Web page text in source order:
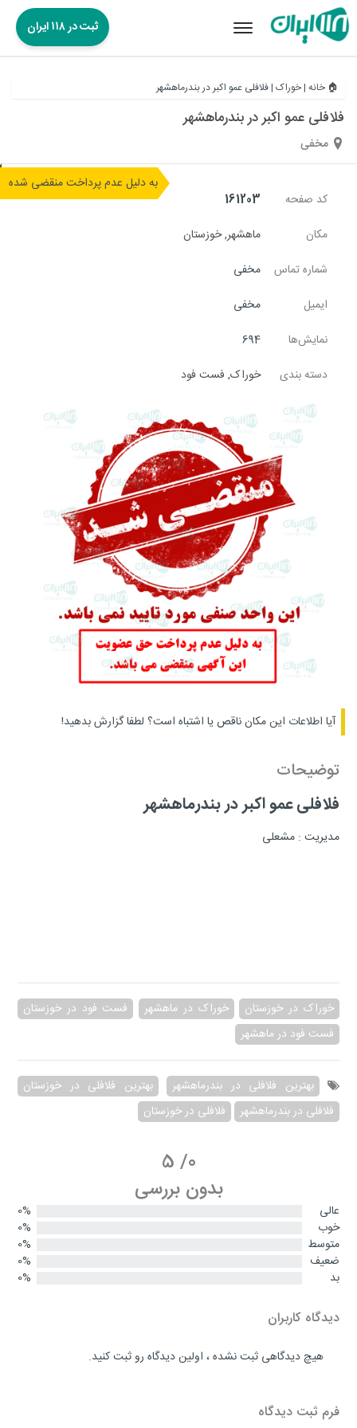
Toggle
ثبت در ۱۱۸ ایران
🏠 خانه|خوراک|فلافلی عمو اکبر در بندرماهشهر
فلافلی عمو اکبر در بندرماهشهر
مخفی
به دلیل عدم پرداخت منقضی شده
کد صفحه
161203
مکان
ماهشهر,خوزستان
شماره تماس
مخفی
ایمیل
مخفی
نمایش‌ها
694
دسته بندی
خوراک, فست فود
آیا اطلاعات این مکان ناقص یا اشتباه است؟ لطفا گزارش بدهید!
توضیحات
فلافلی عمو اکبر در بندرماهشهر
مدیریت : مشعلی
خوراک در خوزستان خوراک در ماهشهر
فست فود در خوزستان
فست فود در ماهشهر
بهترین فلافلی در بندرماهشهر
بهترین فلافلی در خوزستان
فلافلی در بندرماهشهر
فلافلی در خوزستان
0
/
5
بدون بررسی
عالی
0%
خوب
0%
متوسط
0%
ضعیف
0%
بد
0%
دیدگاه کاربران
هیچ دیدگاهی ثبت نشده ، اولین دیدگاه رو ثبت کنید.
فرم ثبت دیدگاه